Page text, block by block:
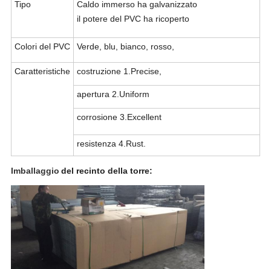
Tipo
Caldo immerso ha galvanizzato
il potere del PVC ha ricoperto
Colori del PVC Verde, blu, bianco, rosso,
Caratteristiche costruzione 1.Precise,
apertura 2.Uniform
corrosione 3.Excellent
resistenza 4.Rust.
Imballaggio del recinto della torre: